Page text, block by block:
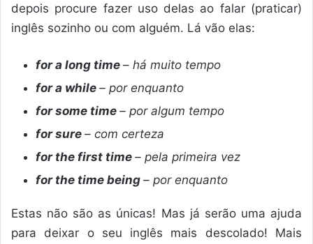
depois procure fazer uso delas ao falar (praticar)
inglês sozinho ou com alguém. Lá vão elas:
for a long time – há muito tempo
for a while – por enquanto
for some time – por algum tempo
for sure – com certeza
for the first time – pela primeira vez
for the time being – por enquanto
Estas não são as únicas! Mas já serão uma ajuda
para deixar o seu inglês mais descolado! Mais